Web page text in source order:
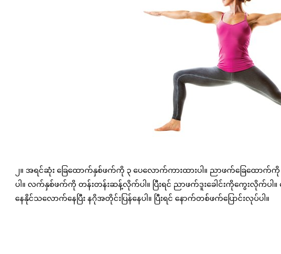
၂။ အရင်ဆုံး ခြေထောက်နှစ်ဖက်ကို ၃ ပေလောက်ကားထားပါ။ ညာဖက်ခြေထ
ပါ။ လက်နှစ်ဖက်ကို တန်းတန်းဆန့်လိုက်ပါ။ ပြီးရင် ညာဖက်ဒူးခေါင်းကိုကွေးလိုက်ပါ။
နေနိုင်သလောက်နေပြီး နဂိုအတိုင်းပြန်နေပါ။ ပြီးရင် နောက်တစ်ဖက်ပြောင်းလုပ်ပါ။